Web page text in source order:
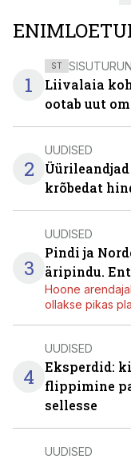
1
ST
Liivalaia
ootab uut
2
UUDISED
krõbedat
3
UUDISED
Pindi ja
äripindu.
Hoone
ollakse pikas
4
UUDISED
Eksperdid:
flippimine
sellesse
UUDISED